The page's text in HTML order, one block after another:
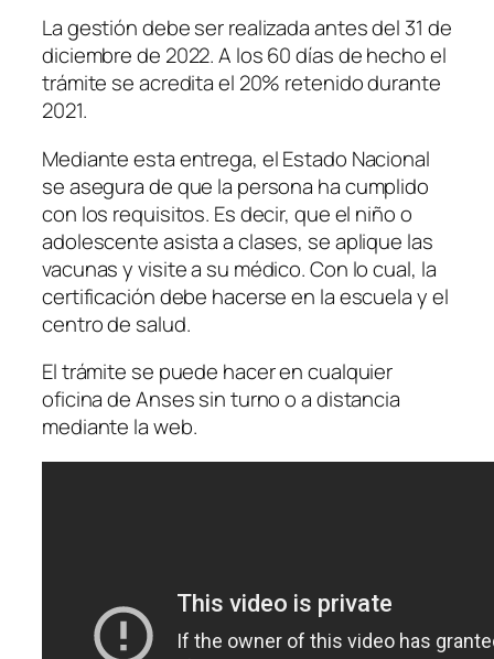
La gestión debe ser realizada antes del 31 de
diciembre de 2022. A los 60 días de hecho el
trámite se acredita el 20% retenido durante
2021.
Mediante esta entrega, el Estado Nacional
se asegura de que la persona ha cumplido
con los requisitos. Es decir, que el niño o
adolescente asista a clases, se aplique las
vacunas y visite a su médico. Con lo cual, la
certificación debe hacerse en la escuela y el
centro de salud.
El trámite se puede hacer en cualquier
oficina de Anses sin turno o a distancia
mediante la web.